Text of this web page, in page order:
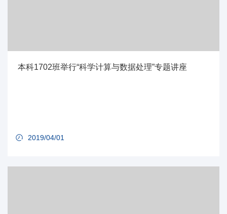
本科1702班举行“科学计算与数据处理”专题讲座
2019/04/01